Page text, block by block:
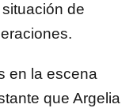
de
en la escena
que Argelia